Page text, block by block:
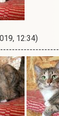
12:34)